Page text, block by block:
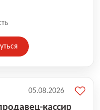
кассир
05.08.2026